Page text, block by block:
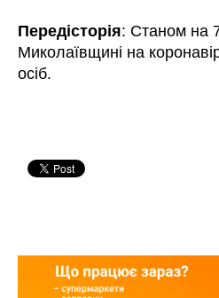
Передісторія: Станом на
Миколаївщині на
осіб.